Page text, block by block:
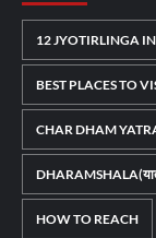
12 JYOTIRLINGA
BEST PLACES TO
CHAR DHAM
HOW TO REACH